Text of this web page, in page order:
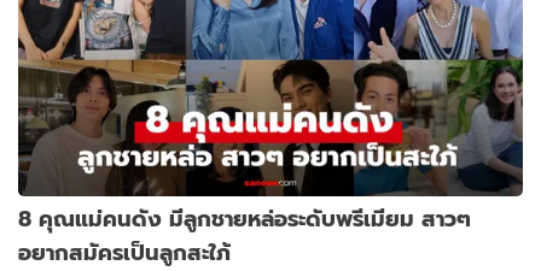
8 คุณแม่คนดัง มีลูกชายหล่อระดับพรีเมียม สาวๆ
อยากสมัครเป็นลูกสะใภ้